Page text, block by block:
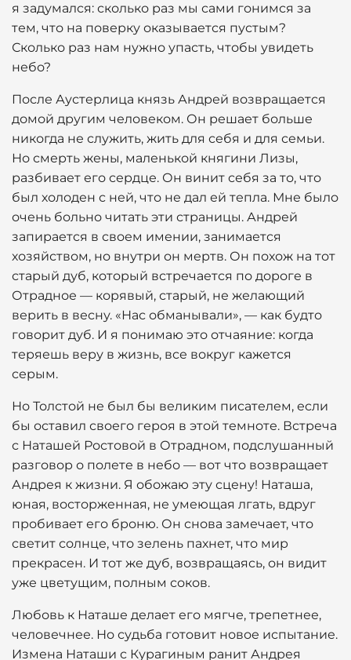
я задумался: сколько раз мы сами гонимся за
тем, что на поверку оказывается пустым?
Сколько раз нам нужно упасть, чтобы увидеть
небо?
После Аустерлица князь Андрей возвращается
домой другим человеком. Он решает больше
никогда не служить, жить для себя и для семьи.
Но смерть жены, маленькой княгини Лизы,
разбивает его сердце. Он винит себя за то, что
был холоден с ней, что не дал ей тепла. Мне было
очень больно читать эти страницы. Андрей
запирается в своем имении, занимается
хозяйством, но внутри он мертв. Он похож на тот
старый дуб, который встречается по дороге в
Отрадное — корявый, старый, не желающий
верить в весну. «Нас обманывали», — как будто
говорит дуб. И я понимаю это отчаяние: когда
теряешь веру в жизнь, все вокруг кажется
серым.
Но Толстой не был бы великим писателем, если
бы оставил своего героя в этой темноте. Встреча
с Наташей Ростовой в Отрадном, подслушанный
разговор о полете в небо — вот что возвращает
Андрея к жизни. Я обожаю эту сцену! Наташа,
юная, восторженная, не умеющая лгать, вдруг
пробивает его броню. Он снова замечает, что
светит солнце, что зелень пахнет, что мир
прекрасен. И тот же дуб, возвращаясь, он видит
уже цветущим, полным соков.
Любовь к Наташе делает его мягче, трепетнее,
человечнее. Но судьба готовит новое испытание.
Измена Наташи с Курагиным ранит Андрея